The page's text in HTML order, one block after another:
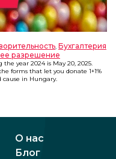
, Бухгалтерия
разрешение
year 2024 is May 20, 2025.
forms that let you donate 1+1%
cause in Hungary.
О нас
Блог